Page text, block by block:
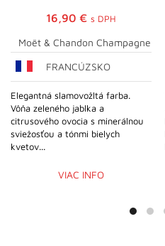
16,90 € s DPH
Moët & Chandon Champagne
FRANCÚZSKO
Elegantná slamovožltá farba.
Vôňa zeleného jablka a
citrusového ovocia s minerálnou
sviežosťou a tónmi bielych
kvetov...
VIAC INFO